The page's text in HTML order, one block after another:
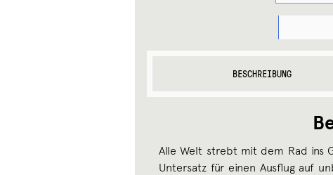
BESCHREIBUNG
Alle Welt strebt mit dem Rad ins
Untersatz für einen Ausflug auf